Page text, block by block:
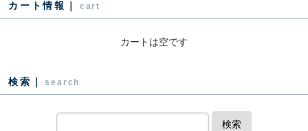
カート情報｜ cart
カートは空です
検索｜ search
検索